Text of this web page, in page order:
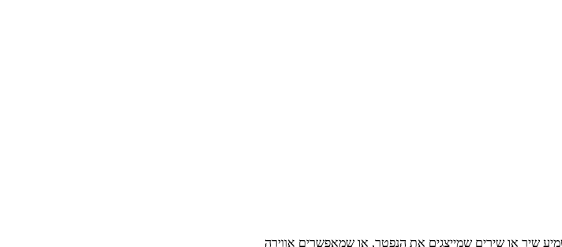
שיר או שירים שמייצגים את הנפטר, או שמאפשרים אווירה